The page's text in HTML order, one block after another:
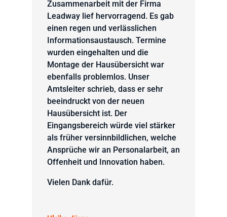
Zusammenarbeit mit der Firma
Leadway lief hervorragend. Es gab
einen regen und verlässlichen
Informationsaustausch. Termine
wurden eingehalten und die
Montage der Hausübersicht war
ebenfalls problemlos. Unser
Amtsleiter schrieb, dass er sehr
beeindruckt von der neuen
Hausübersicht ist. Der
Eingangsbereich würde viel stärker
als früher versinnbildlichen, welche
Ansprüche wir an Personalarbeit, an
Offenheit und Innovation haben.
Vielen Dank dafür.